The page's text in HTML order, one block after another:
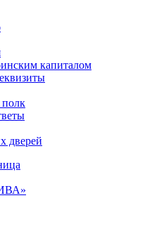
капиталом
дверей